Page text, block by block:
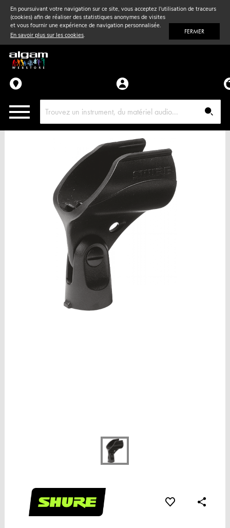
En poursuivant votre navigation sur ce site, vous acceptez l'utilisation de traceurs
(cookies) afin de réaliser des statistiques anonymes de visites
et vous fournir une expérience de navigation personnalisée.
En savoir plus sur les cookies. FERMER
Vent& Violon
Accessoires
Pièces détachées